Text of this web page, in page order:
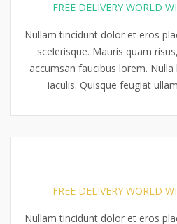
FREE DELIVERY WORLD
Nullam tincidunt dolor et eros
scelerisque. Mauris quam
accumsan faucibus lorem.
iaculis. Quisque feugiat
FREE DELIVERY WORLD
Nullam tincidunt dolor et eros